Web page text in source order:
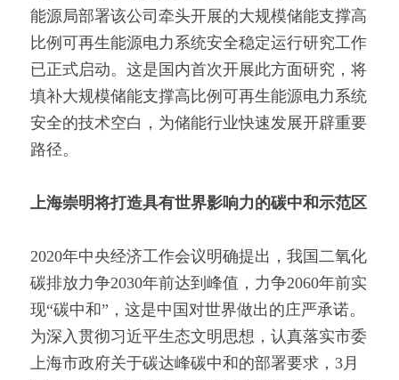
能源局部署该公司牵头开展的大规模储能支撑高
比例可再生能源电力系统安全稳定运行研究工作
已正式启动。这是国内首次开展此方面研究，将
填补大规模储能支撑高比例可再生能源电力系统
安全的技术空白，为储能行业快速发展开辟重要
路径。
上海崇明将打造具有世界影响力的碳中和示范区
2020年中央经济工作会议明确提出，我国二氧化
碳排放力争2030年前达到峰值，力争2060年前实
现“碳中和”，这是中国对世界做出的庄严承诺。
为深入贯彻习近平生态文明思想，认真落实市委
上海市政府关于碳达峰碳中和的部署要求，3月